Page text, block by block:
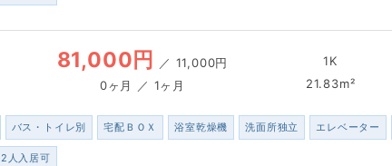
81,000円 ／ 11,000円
0ヶ月 ／ 1ヶ月
1K
21.83m²
バス・トイレ別 宅配ＢＯＸ 浴室乾燥機 洗面所独立 エレベーター
2人入居可